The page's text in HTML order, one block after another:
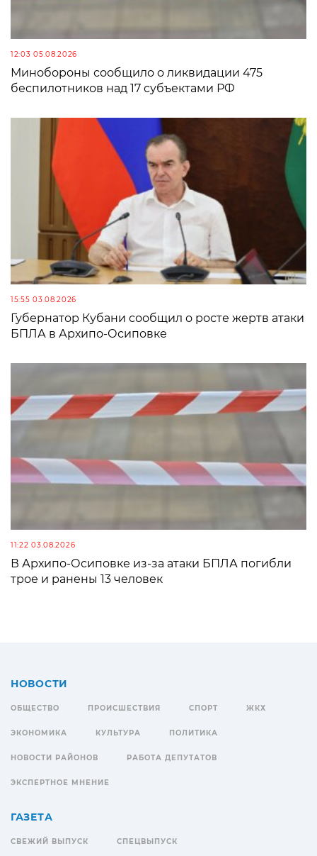
12:03 05.08.2026
Минобороны сообщило о ликвидации 475
беспилотников над 17 субъектами РФ
15:55 03.08.2026
Губернатор Кубани сообщил о росте жертв атаки
БПЛА в Архипо-Осиповке
11:22 03.08.2026
В Архипо-Осиповке из-за атаки БПЛА погибли
трое и ранены 13 человек
НОВОСТИ
ОБЩЕСТВО ПРОИСШЕСТВИЯ СПОРТ ЖКХ
ЭКОНОМИКА КУЛЬТУРА ПОЛИТИКА
НОВОСТИ РАЙОНОВ РАБОТА ДЕПУТАТОВ
ЭКСПЕРТНОЕ МНЕНИЕ
ГАЗЕТА
СВЕЖИЙ ВЫПУСК СПЕЦВЫПУСК